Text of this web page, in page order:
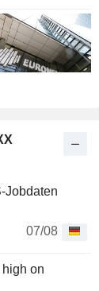
Jobdaten
07/08
on